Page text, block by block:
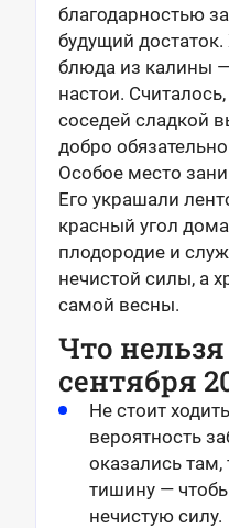
благодарностью
будущий
блюда из калины
настои.
соседей сладкой
добро
Особое место
Его украшали
красный угол
плодородие и
нечистой силы, а
самой весны.
Что нельзя
сентября
Не стоит
вероятность
оказались
тишину —
нечистую силу.